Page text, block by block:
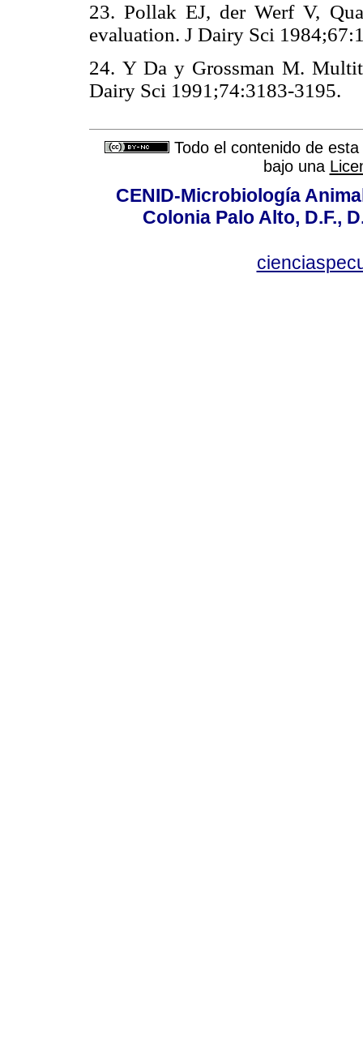
23. Pollak EJ, der Werf V,
evaluation. J Dairy Sci
24. Y Da y Grossman M.
Dairy Sci 1991;74:3183-
Todo el contenido de
bajo una
CENID-Microbiología
Colonia Palo Alto, D.F.,